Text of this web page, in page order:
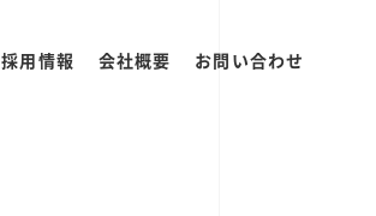
採用情報 会社概要 お問い合わせ